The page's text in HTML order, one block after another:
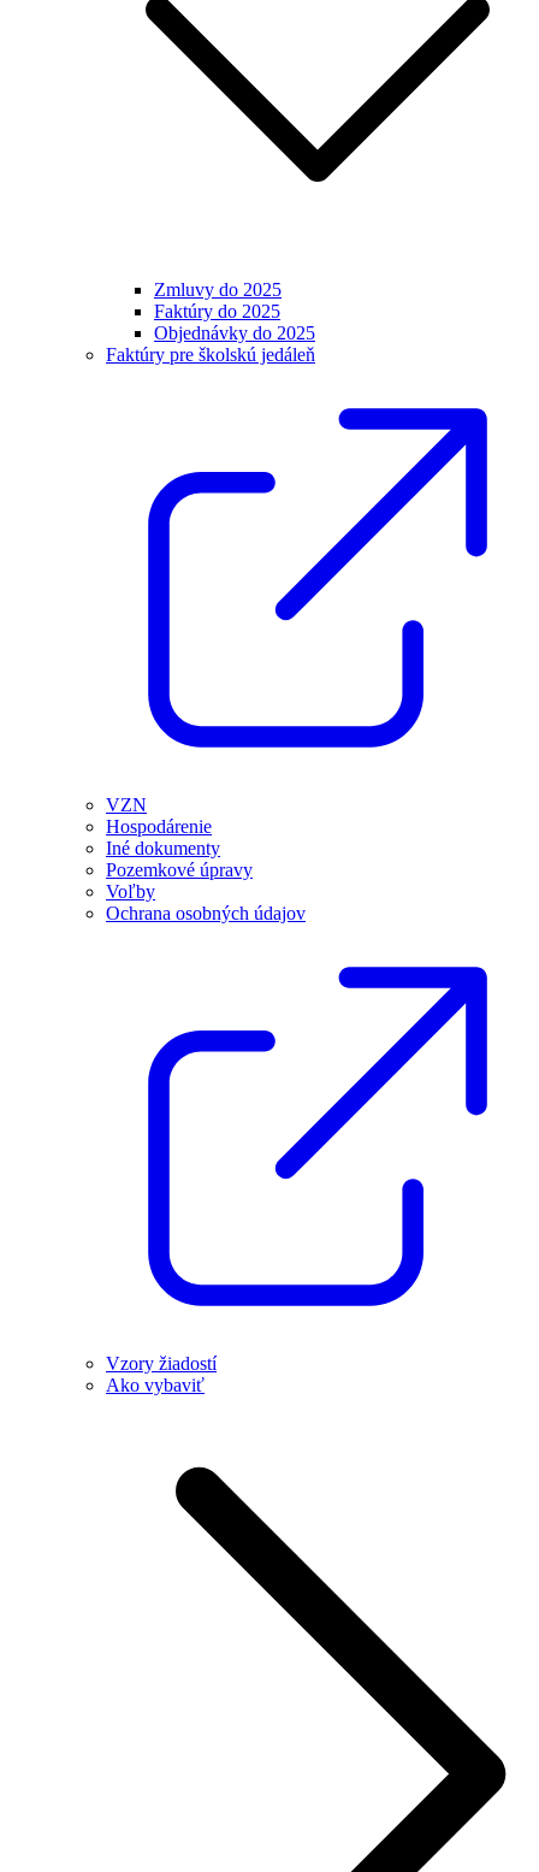
Zmluvy do 2025
Faktúry do 2025
Objednávky do 2025
Faktúry pre školskú jedáleň
VZN
Hospodárenie
Iné dokumenty
Pozemkové úpravy
Voľby
Ochrana osobných údajov
Vzory žiadostí
Ako vybaviť